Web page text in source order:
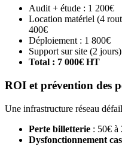
Audit + étude : 1 200€
Location matériel (4
400€
Déploiement : 1 800€
Support sur site (2
Total : 7 000€ HT
ROI et prévention des
Une infrastructure réseau
Perte billetterie : 50€ à
Dysfonctionnement